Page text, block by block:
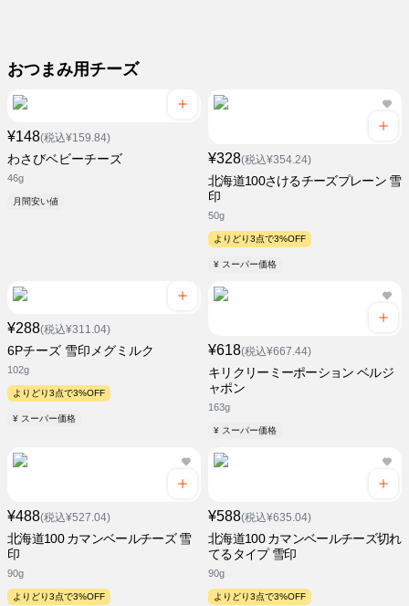
おつまみ用チーズ
¥148(税込¥159.84)
わさびベビーチーズ
46g
月間安い値
¥328(税込¥354.24)
北海道100さけるチーズプレーン 雪
印
50g
よりどり3点で3%OFF
¥ スーパー価格
¥288(税込¥311.04)
6Pチーズ 雪印メグミルク
102g
よりどり3点で3%OFF
¥ スーパー価格
¥618(税込¥667.44)
キリクリーミーポーション ベルジ
ャポン
163g
¥ スーパー価格
¥488(税込¥527.04)
北海道100 カマンベールチーズ 雪
印
90g
よりどり3点で3%OFF
¥588(税込¥635.04)
北海道100 カマンベールチーズ切れ
てるタイプ 雪印
90g
よりどり3点で3%OFF